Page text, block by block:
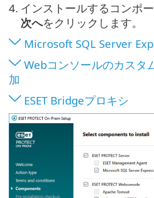
4. インストールするコンポ
次へをクリックします。
Microsoft SQL Server
Webコンソールのカスタ
加
ESET Bridgeプロキシ